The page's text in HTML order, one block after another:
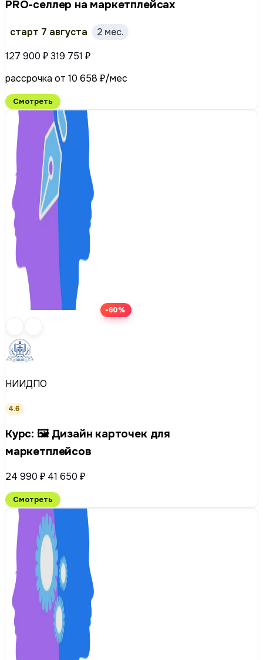
PRO-селлер на маркетплейсах
старт 7 августа
2 мес.
127 900 ₽319 751 ₽
рассрочка от 10 658 ₽/мес
Смотреть
-60%
НИИДПО
4.6
Курс: 🖼️ Дизайн карточек для
маркетплейсов
24 990 ₽ 41 650 ₽
Смотреть